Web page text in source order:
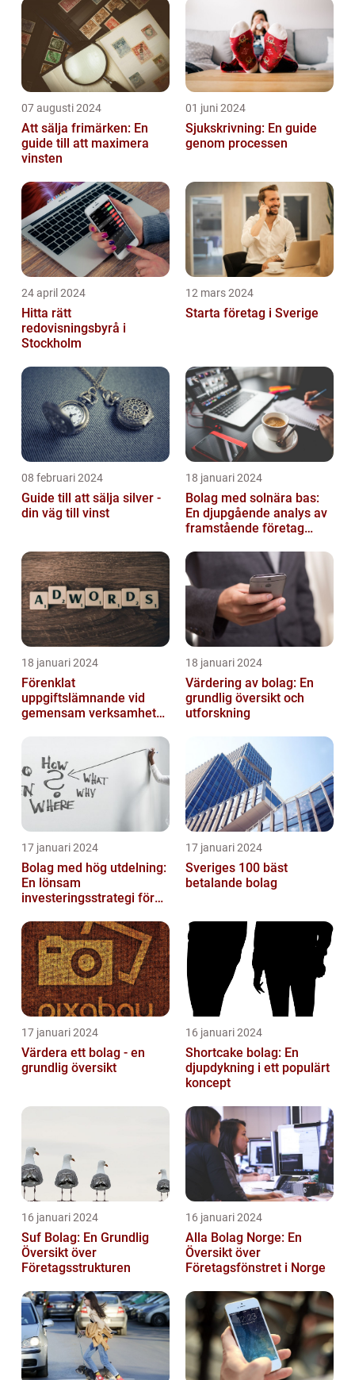
07 augusti 2024
Att sälja frimärken: En
guide till att maximera
vinsten
01 juni 2024
Sjukskrivning: En guide
genom processen
24 april 2024
Hitta rätt
redovisningsbyrå i
Stockholm
12 mars 2024
Starta företag i Sverige
08 februari 2024
Guide till att sälja silver -
din väg till vinst
18 januari 2024
Bolag med solnära bas:
En djupgående analys av
framstående företag
18 januari 2024
Förenklat
uppgiftslämnande vid
gemensam verksamhet
18 januari 2024
Värdering av bolag: En
grundlig översikt och
utforskning
17 januari 2024
Bolag med hög utdelning:
En lönsam
investeringsstrategi för
17 januari 2024
Sveriges 100 bäst
betalande bolag
17 januari 2024
Värdera ett bolag - en
grundlig översikt
16 januari 2024
Shortcake bolag: En
djupdykning i ett populärt
koncept
16 januari 2024
Suf Bolag: En Grundlig
Översikt över
Företagsstrukturen
16 januari 2024
Alla Bolag Norge: En
Översikt över
Företagsfönstret i Norge